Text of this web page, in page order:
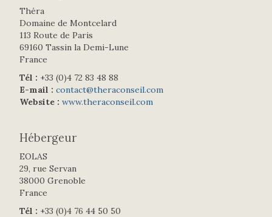
Théra
Domaine de Montcelard
113 Route de Paris
69160 Tassin la Demi-Lune
France
Tél : +33 (0)4 72 83 48 88
E-mail : contact@theraconseil.com
Website : www.theraconseil.com
Hébergeur
EOLAS
29, rue Servan
38000 Grenoble
France
Tél : +33 (0)4 76 44 50 50